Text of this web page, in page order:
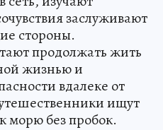
заслуживают
стороны.
продолжать жить
жизнью и
вдалеке от
ищут
морю без пробок.